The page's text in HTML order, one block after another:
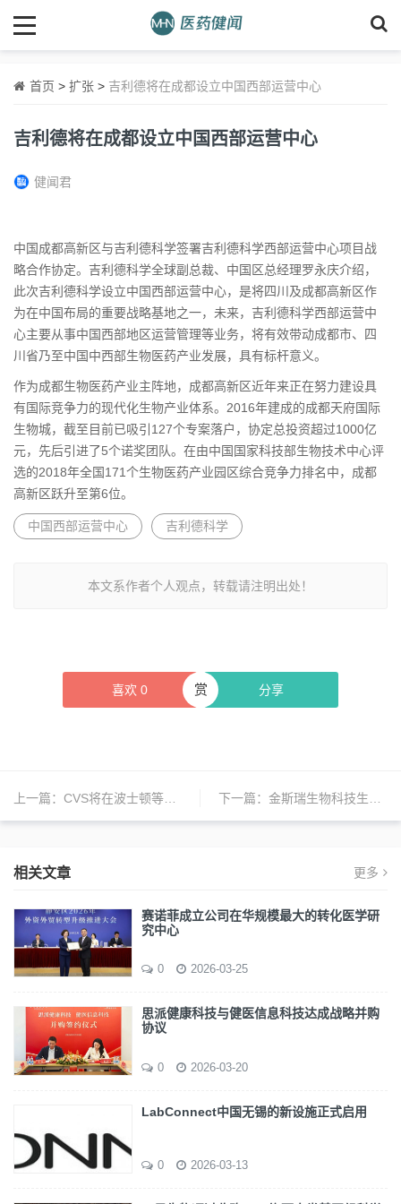
首页 > 扩张 > 吉利德将在成都设立中国西部运营中心
吉利德将在成都设立中国西部运营中心
健闻君
中国成都高新区与吉利德科学签署吉利德科学西部运营中心项目战
略合作协定。吉利德科学全球副总裁、中国区总经理罗永庆介绍，
此次吉利德科学设立中国西部运营中心，是将四川及成都高新区作
为在中国布局的重要战略基地之一，未来，吉利德科学西部运营中
心主要从事中国西部地区运营管理等业务，将有效带动成都市、四
川省乃至中国中西部生物医药产业发展，具有标杆意义。
作为成都生物医药产业主阵地，成都高新区近年来正在努力建设具
有国际竞争力的现代化生物产业体系。2016年建成的成都天府国际
生物城，截至目前已吸引127个专案落户，协定总投资超过1000亿
元，先后引进了5个诺奖团队。在由中国国家科技部生物技术中心评
选的2018年全国171个生物医药产业园区综合竞争力排名中，成都
高新区跃升至第6位。
中国西部运营中心 吉利德科学
本文系作者个人观点，转载请注明出处！
喜欢 0 分享
赏
上一篇： CVS将在波士顿等地开设健康中心HealthHUBS 下一篇： 金斯瑞生物科技生物药研发生产中心正式投产
相关文章 更多
赛诺菲成立公司在华规模最大的转化医学研
究中心
0 2026-03-25
思派健康科技与健医信息科技达成战略并购
协议
0 2026-03-20
LabConnect中国无锡的新设施正式启用
0 2026-03-13